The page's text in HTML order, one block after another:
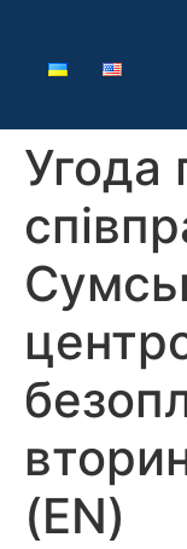
Угода
(EN)